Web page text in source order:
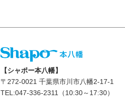
【シャポー本八幡】
〒 272-0021 千葉県市川市八幡2-17-1
TEL:047-336-2311（10:30～17:30）